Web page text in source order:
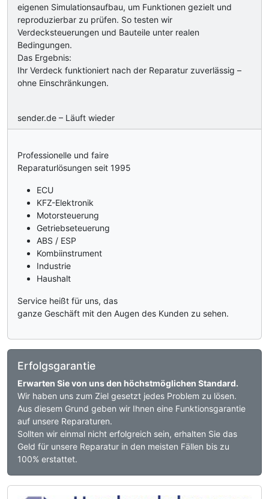
eigenen Simulationsaufbau, um Funktionen gezielt und
reproduzierbar zu prüfen. So testen wir
Verdecksteuerungen und Bauteile unter realen
Bedingungen.
Das Ergebnis:
Ihr Verdeck funktioniert nach der Reparatur zuverlässig –
ohne Einschränkungen.
sender.de – Läuft wieder
Professionelle und faire
Reparaturlösungen seit 1995
ECU
KFZ-Elektronik
Motorsteuerung
Getriebseteuerung
ABS / ESP
Kombiinstrument
Industrie
Haushalt
Service heißt für uns, das
ganze Geschäft mit den Augen des Kunden zu sehen.
Erfolgsgarantie
Erwarten Sie von uns den höchstmöglichen Standard.
Wir haben uns zum Ziel gesetzt jedes Problem zu lösen.
Aus diesem Grund geben wir Ihnen eine Funktionsgarantie
auf unsere Reparaturen.
Sollten wir einmal nicht erfolgreich sein, erhalten Sie das
Geld für unsere Reparatur in den meisten Fällen bis zu
100% erstattet.